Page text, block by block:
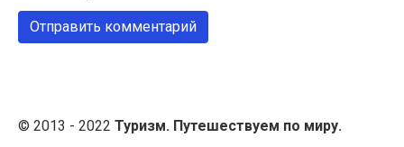
© 2013 - 2022 Туризм. Путешествуем по миру.